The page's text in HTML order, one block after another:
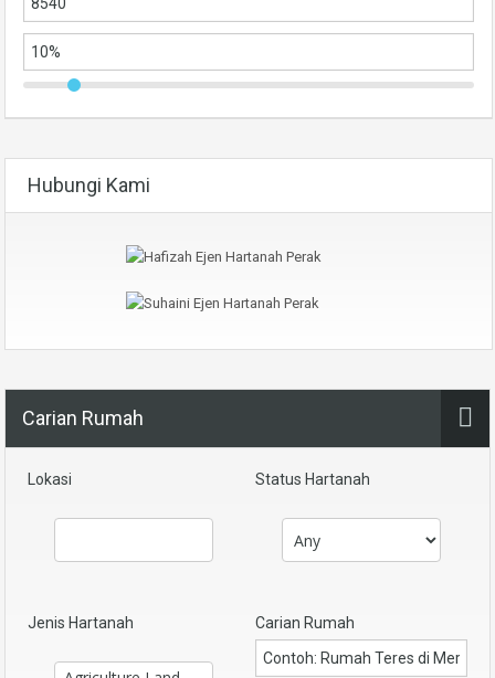
Hubungi Kami
Carian Rumah
Lokasi Status Hartanah
Jenis Hartanah Carian Rumah